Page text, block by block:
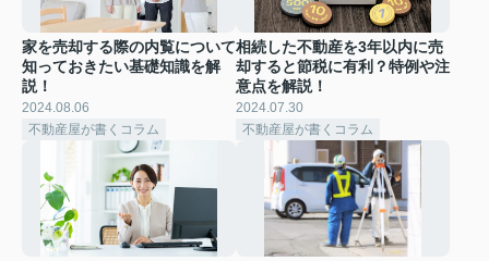
家を売却する際の内覧について
知っておきたい基礎知識を解
説！
2024.08.06
不動産屋が書くコラム
相続した不動産を3年以内に売
却すると節税に有利？特例や注
意点を解説！
2024.07.30
不動産屋が書くコラム